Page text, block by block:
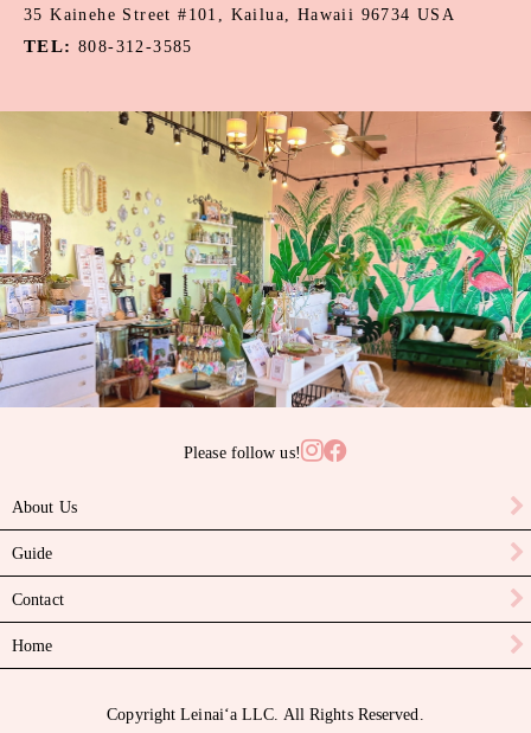
カルセドニー
サンゴ
サンライズシェル
スワロフスキークリスタル
ターコイズ
ハーキマーダイヤモンド
パール
ピカケビーズ
35 Kainehe Street #101, Kailua, Hawaii 96734 USA
TEL: 808-312-3585
Please follow us!
About Us
Guide
Contact
Home
Copyright Leinaiʻa LLC. All Rights Reserved.